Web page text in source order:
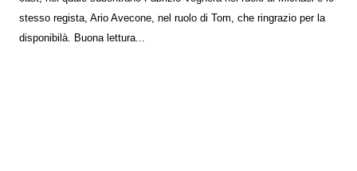
stesso regista, Ario Avecone, nel ruolo di Tom, che ringrazio per la
disponibilà. Buona lettura...